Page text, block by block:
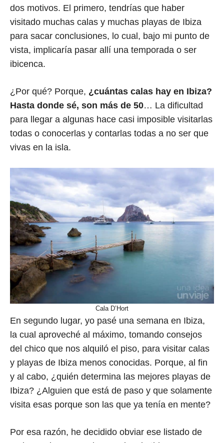
dos motivos. El primero, tendrías que haber
visitado muchas calas y muchas playas de Ibiza
para sacar conclusiones, lo cual, bajo mi punto de
vista, implicaría pasar allí una temporada o ser
ibicenca.
¿Por qué? Porque, ¿cuántas calas hay en Ibiza?
Hasta donde sé, son más de 50… La dificultad
para llegar a algunas hace casi imposible visitarlas
todas o conocerlas y contarlas todas a no ser que
vivas en la isla.
Cala D’Hort
En segundo lugar, yo pasé una semana en Ibiza,
la cual aproveché al máximo, tomando consejos
del chico que nos alquiló el piso, para visitar calas
y playas de Ibiza menos conocidas. Porque, al fin
y al cabo, ¿quién determina las mejores playas de
Ibiza? ¿Alguien que está de paso y que solamente
visita esas porque son las que ya tenía en mente?
Por esa razón, he decidido obviar ese listado de